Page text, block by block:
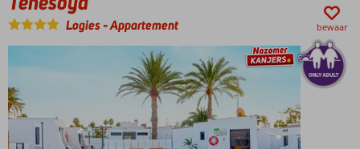
Ontbijt of
halfpension
ook
mogelijk
Logies-Appartement bewaar